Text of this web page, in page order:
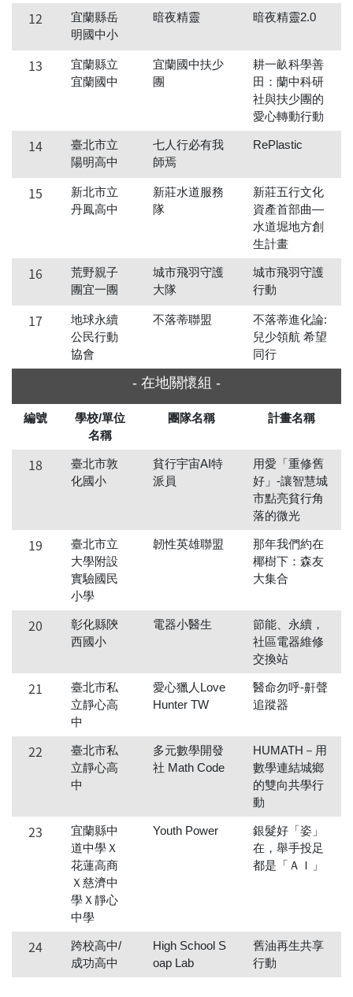
12
宜蘭縣岳
明國中小
暗夜精靈 暗夜精靈2.0
13
宜蘭縣立
宜蘭國中
宜蘭國中扶少
團
耕一畝科學善
田：蘭中科研
社與扶少團的
愛心轉動行動
14
臺北市立
陽明高中
七人行必有我
師焉
RePlastic
15
新北市立
丹鳳高中
新莊水道服務
隊
新莊五行文化
資產首部曲—
水道堀地方創
生計畫
16
荒野親子
團宜一團
城市飛羽守護
大隊
城市飛羽守護
行動
17
地球永續
公民行動
協會
不落蒂聯盟
不落蒂進化論:
兒少領航 希望
同行
- 在地關懷組 -
編號
學校/單位
名稱
團隊名稱 計畫名稱
18
臺北市敦
化國小
貧行宇宙AI特
派員
用愛「重修舊
好」-讓智慧城
市點亮貧行角
落的微光
19
臺北市立
大學附設
實驗國民
小學
韌性英雄聯盟
那年我們約在
椰樹下：森友
大集合
20
彰化縣陝
西國小
電器小醫生
節能、永續，
社區電器維修
交換站
21
臺北市私
立靜心高
中
愛心獵人Love
Hunter TW
醫命勿呼-鼾聲
追蹤器
22
臺北市私
立靜心高
中
多元數學開發
社 Math Code
HUMATH－用
數學連結城鄉
的雙向共學行
動
23
宜蘭縣中
道中學Ｘ
花蓮高商
Ｘ慈濟中
學Ｘ靜心
中學
Youth Power
銀髮好「姿」
在，舉手投足
都是「ＡＩ」
24
跨校高中/
成功高中
High School S
oap Lab
舊油再生共享
行動